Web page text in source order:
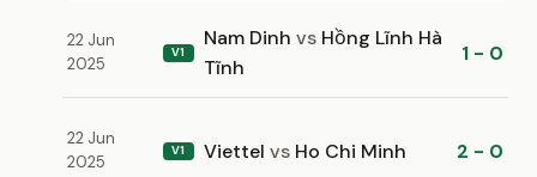
22 Jun
2025
V1
Nam Dinh vs Hồng Lĩnh Hà
Tĩnh
1 - 0
22 Jun
2025
V1 Viettel vs Ho Chi Minh 2 - 0